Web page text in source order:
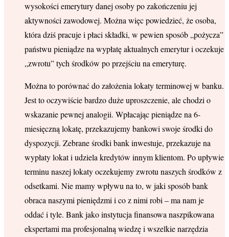
wysokości emerytury danej osoby po zakończeniu jej
aktywności zawodowej. Można więc powiedzieć, że osoba,
która dziś pracuje i płaci składki, w pewien sposób „pożycza”
państwu pieniądze na wypłatę aktualnych emerytur i oczekuje
„zwrotu” tych środków po przejściu na emeryturę.
Można to porównać do założenia lokaty terminowej w banku.
Jest to oczywiście bardzo duże uproszczenie, ale chodzi o
wskazanie pewnej analogii. Wpłacając pieniądze na 6-
miesięczną lokatę, przekazujemy bankowi swoje środki do
dyspozycji. Zebrane środki bank inwestuje, przekazuje na
wypłaty lokat i udziela kredytów innym klientom. Po upływie
terminu naszej lokaty oczekujemy zwrotu naszych środków z
odsetkami. Nie mamy wpływu na to, w jaki sposób bank
obraca naszymi pieniędzmi i co z nimi robi – ma nam je
oddać i tyle. Bank jako instytucja finansowa naszpikowana
ekspertami ma profesjonalną wiedzę i wszelkie narzędzia